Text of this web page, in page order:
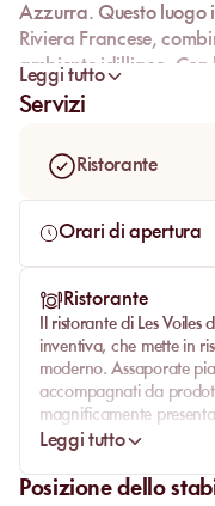
Azzurra. Questo luogo
Riviera Francese,
ambiente idilliaco. Con
mozzafiato sul Mar
promette un'esperienza
Leggi tutto
Servizi
Ristorante
Orari di apertura
Ristorante
Il ristorante di Les Voiles
inventiva, che mette in
moderno. Assaporate
accompagnati da
magnificamente
Il servizio è impeccabile,
efficiente. Che sia per
romantica, ogni pasto è
Leggi tutto
Posizione dello